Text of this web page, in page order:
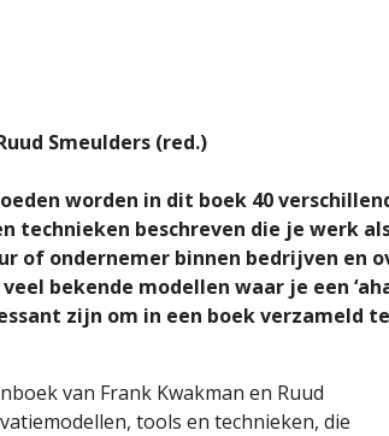
Smeulders (red.)
worden in dit boek 40
technieken beschreven die je werk
of ondernemer binnen bedrijven en
bekende modellen waar je een
zijn om in een boek verzameld
van Frank Kwakman en Ruud
tools en technieken, die